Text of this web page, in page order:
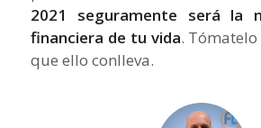
2021 seguramente será la
financiera de tu vida.
que ello conlleva.